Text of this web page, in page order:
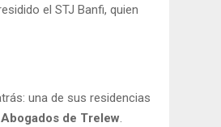
el STJ Banfi, quien
una de sus residencias
de Trelew.